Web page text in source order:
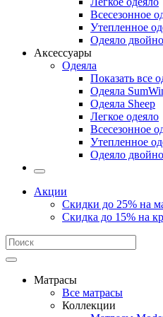
Всесезонное
Утепленное
Одеяло
Аксессуары
Одеяла
Показать все
Одеяла
Одеяла Sheep
Легкое одеяло
Всесезонное
Утепленное
Одеяло
Акции
Скидки до 25% на
Скидка до 15% на
Матрасы
Все матрасы
Коллекции